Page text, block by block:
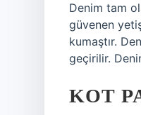
Denim tam
güvenen
kumaştır.
geçirilir.
KOT